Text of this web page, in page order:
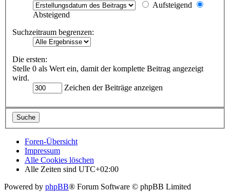
Aufsteigend
Absteigend
Suchzeitraum begrenzen:
Die ersten:
Stelle 0 als Wert ein, damit der komplette Beitrag angezeigt
wird.
Zeichen der Beiträge anzeigen
Foren-Übersicht
Impressum
Alle Cookies löschen
Alle Zeiten sind UTC+02:00
Powered by phpBB® Forum Software © phpBB Limited